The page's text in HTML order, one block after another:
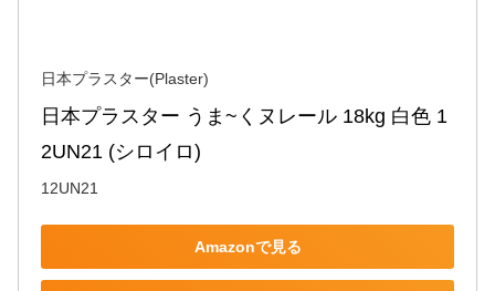
日本プラスター(Plaster)
日本プラスター うま~くヌレール 18kg 白色 1
2UN21 (シロイロ)
12UN21
Amazonで見る